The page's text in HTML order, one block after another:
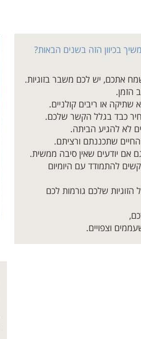
בכיוון הזה בשנים הבאות?
אתכם, יש לכם משבר בזוגיות.
הזמן.
או ריבים קולניים.
כבד בגלל הקשר שלכם.
לא להגיע הביתה.
שתכננתם ורציתם.
אם יודעים שאין סיבה ממשית.
להתמודד עם היומיום
שלכם גורמות לכם
וצפויים.